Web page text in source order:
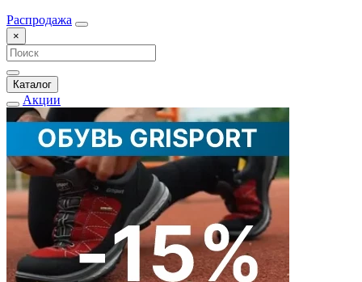
Распродажа
×
Каталог
Акции